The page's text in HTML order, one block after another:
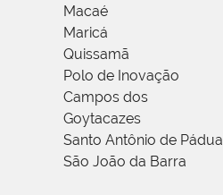
Macaé
Maricá
Quissamã
Polo de Inovação
Campos dos
Goytacazes
Santo Antônio de Pádua
São João da Barra